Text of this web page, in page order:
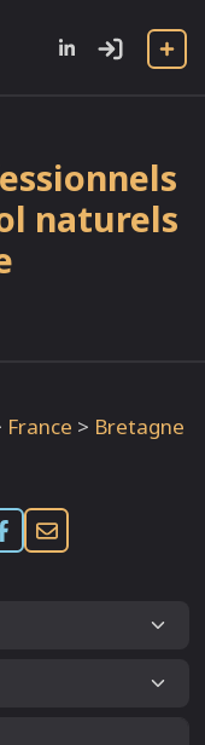
naturels
France > Bretagne